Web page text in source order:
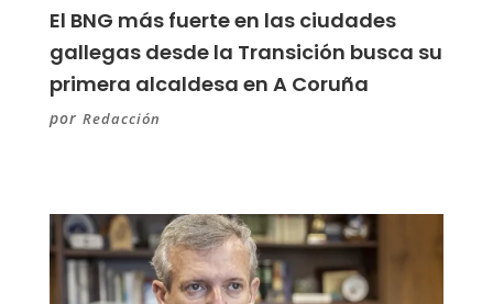
El BNG más fuerte en las ciudades
gallegas desde la Transición busca su
primera alcaldesa en A Coruña
por Redacción